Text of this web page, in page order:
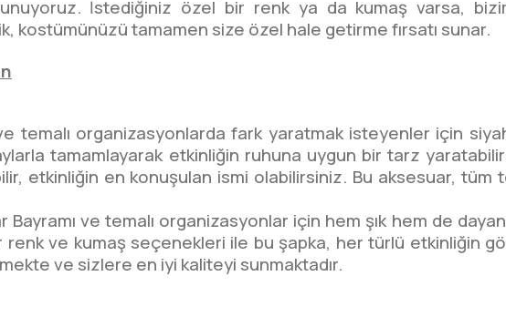
İstediğiniz özel bir renk ya da kumaş varsa,
kostümünüzü tamamen size özel hale getirme fırsatı sunar.
temalı organizasyonlarda fark yaratmak isteyenler için
tamamlayarak etkinliğin ruhuna uygun bir tarz
etkinliğin en konuşulan ismi olabilirsiniz. Bu aksesuar,
Bayramı ve temalı organizasyonlar için hem şık hem de
renk ve kumaş seçenekleri ile bu şapka, her türlü etkinliğin
ve sizlere en iyi kaliteyi sunmaktadır.